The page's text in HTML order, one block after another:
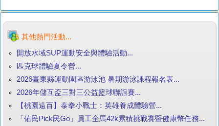
其他熱門活動...
開放水域SUP運動安全與體驗活動...
匹克球體驗夏令營...
2026臺東縣運動園區游泳池 暑期游泳課程報名表...
2026年儲互盃三對三公益籃球聯誼賽...
【桃園遠百】泰拳小戰士：英雄養成體驗營...
「佑民Pick民Go」員工全馬42k累積挑戰賽暨健康幣任務...